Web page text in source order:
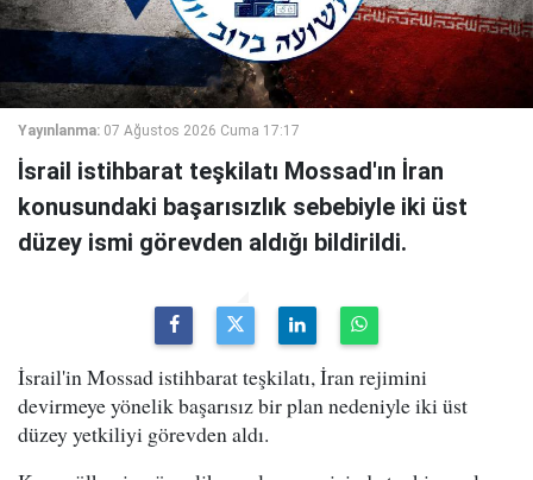
Yayınlanma: 07 Ağustos 2026 Cuma 17:17
İsrail istihbarat teşkilatı Mossad'ın İran
konusundaki başarısızlık sebebiyle iki üst
düzey ismi görevden aldığı bildirildi.
İsrail'in Mossad istihbarat teşkilatı, İran rejimini
devirmeye yönelik başarısız bir plan nedeniyle iki üst
düzey yetkiliyi görevden aldı.